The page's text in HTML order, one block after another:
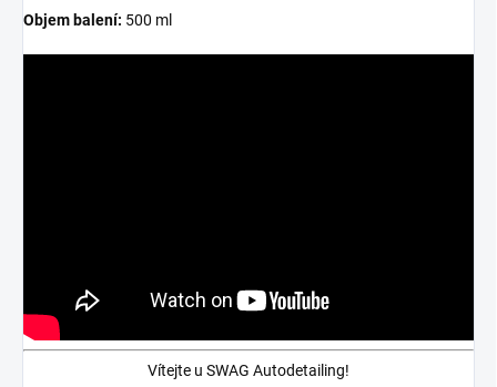
Objem balení: 500 ml
Vítejte u SWAG Autodetailing!